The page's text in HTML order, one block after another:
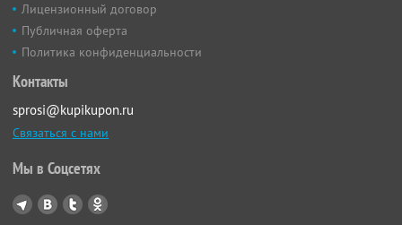
Лицензионный договор
Публичная оферта
Политика конфиденциальности
Контакты
sprosi@kupikupon.ru
Связаться с нами
Мы в Соцсетях